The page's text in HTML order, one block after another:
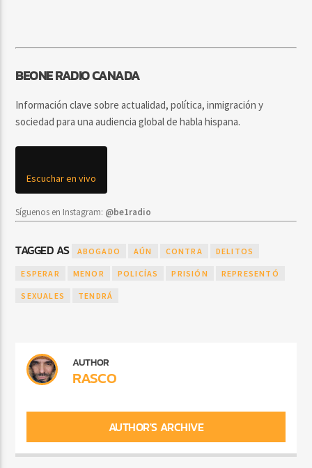
BEONE RADIO CANADA
Información clave sobre actualidad, política, inmigración y
sociedad para una audiencia global de habla hispana.
Escuchar en vivo
Síguenos en Instagram: @be1radio
TAGGED AS ABOGADO AÚN CONTRA DELITOS
ESPERAR MENOR POLICÍAS PRISIÓN REPRESENTÓ
SEXUALES TENDRÁ
AUTHOR
RASCO
AUTHOR'S ARCHIVE